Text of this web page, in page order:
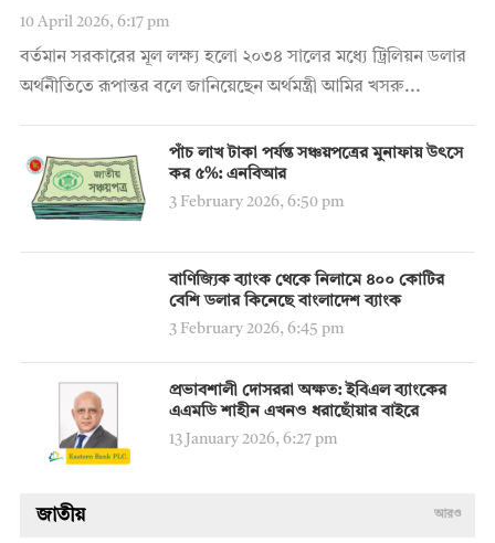
10 April 2026, 6:17 pm
বর্তমান সরকারের মূল লক্ষ্য হলো ২০৩৪ সালের মধ্যে ট্রিলিয়ন ডলার
অর্থনীতিতে রূপান্তর বলে জানিয়েছেন অর্থমন্ত্রী আমির খসরু...
পাঁচ লাখ টাকা পর্যন্ত সঞ্চয়পত্রের মুনাফায় উৎসে
কর ৫%: এনবিআর
3 February 2026, 6:50 pm
বাণিজ্যিক ব্যাংক থেকে নিলামে ৪০০ কোটির
বেশি ডলার কিনেছে বাংলাদেশ ব্যাংক
3 February 2026, 6:45 pm
প্রভাবশালী দোসররা অক্ষত: ইবিএল ব্যাংকের
এএমডি শাহীন এখনও ধরাছোঁয়ার বাইরে
13 January 2026, 6:27 pm
জাতীয় আরও